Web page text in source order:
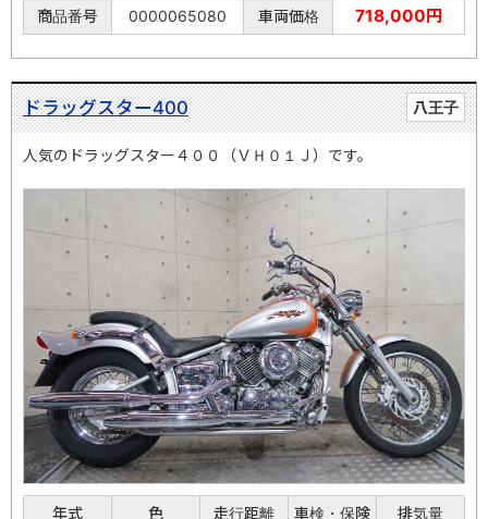
商品番号 0000065080 車両価格 718,000円
八王子
ドラッグスター400
人気のドラッグスター４００（ＶＨ０１Ｊ）です。
年式 色 走行距離 車検・保険
排気量